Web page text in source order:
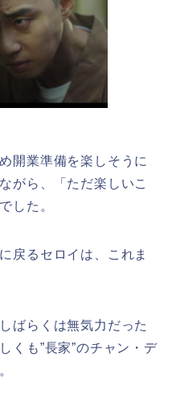
開業準備を楽しそうに
がら、「ただ楽しいこ
した。
戻るセロイは、これま
ばらくは無気力だった
くも”長家”のチャン・デ